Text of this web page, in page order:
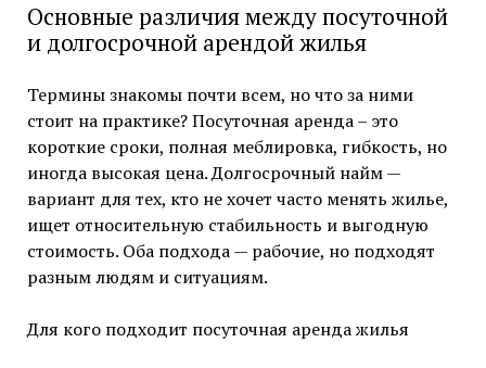
Основные различия между посуточной
и долгосрочной арендой жилья
Термины знакомы почти всем, но что за ними
стоит на практике? Посуточная аренда – это
короткие сроки, полная меблировка, гибкость, но
иногда высокая цена. Долгосрочный найм —
вариант для тех, кто не хочет часто менять жилье,
ищет относительную стабильность и выгодную
стоимость. Оба подхода — рабочие, но подходят
разным людям и ситуациям.
Для кого подходит посуточная аренда жилья